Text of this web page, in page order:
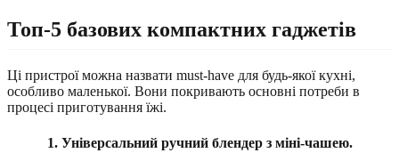
Топ-5 базових компактних гаджетів
Ці пристрої можна назвати must-have для будь-якої кухні,
особливо маленької. Вони покривають основні потреби в
процесі приготування їжі.
1. Універсальний ручний блендер з міні-чашею.